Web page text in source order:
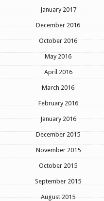
January 2017
December 2016
October 2016
May 2016
April 2016
March 2016
February 2016
January 2016
December 2015
November 2015
October 2015
September 2015
August 2015